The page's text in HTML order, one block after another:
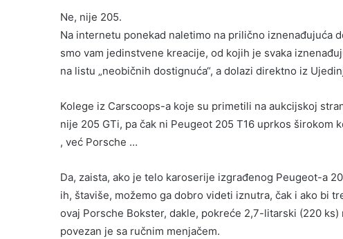
Ne, nije 205.
Na internetu ponekad naletimo na prilično iznenađujuća
smo vam jedinstvene kreacije, od kojih je svaka
na listu „neobičnih dostignuća“, a dolazi direktno iz
Kolege iz Carscoops-a koje su primetili na aukcijskoj
nije 205 GTi, pa čak ni Peugeot 205 T16 uprkos širokom
, već Porsche …
Da, zaista, ako je telo karoserije izgrađenog Peugeot-a
ih, štaviše, možemo ga dobro videti iznutra, čak i ako bi
ovaj Porsche Bokster, dakle, pokreće 2,7-litarski (220
povezan je sa ručnim menjačem.